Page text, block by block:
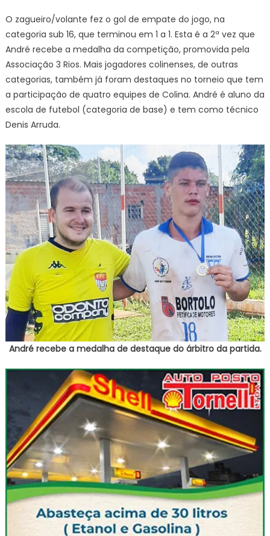
O zagueiro/volante fez o gol de empate do jogo, na
categoria sub 16, que terminou em 1 a 1. Esta é a 2ª vez que
André recebe a medalha da competição, promovida pela
Associação 3 Rios. Mais jogadores colinenses, de outras
categorias, também já foram destaques no torneio que tem
a participação de quatro equipes de Colina. André é aluno da
escola de futebol (categoria de base) e tem como técnico
Denis Arruda.
André recebe a medalha de destaque do árbitro da partida.